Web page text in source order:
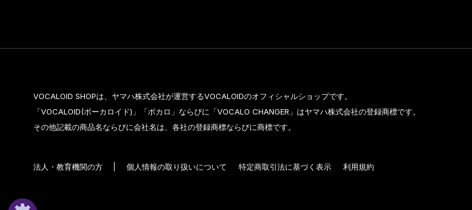
VOCALOID SHOPは、ヤマハ株式会社が運営するVOCALOIDのオフィシャルショップです。
「VOCALOID(ボーカロイド)」「ボカロ」ならびに「VOCALO CHANGER」はヤマハ株式会社の登録商標です。
その他記載の商品名ならびに会社名は、各社の登録商標ならびに商標です。
法人・教育機関の方 個人情報の取り扱いについて 特定商取引法に基づく表示 利用規約